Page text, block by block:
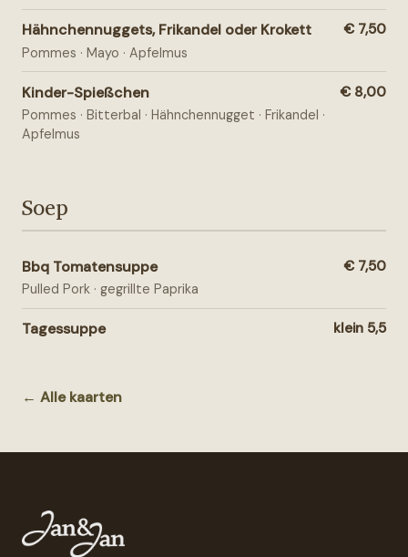
Hähnchennuggets, Frikandel oder Krokett
Pommes · Mayo · Apfelmus
€ 7,50
Kinder-Spießchen
Pommes · Bitterbal · Hähnchennugget · Frikandel ·
Apfelmus
€ 8,00
Soep
Bbq Tomatensuppe
Pulled Pork · gegrillte Paprika
€ 7,50
Tagessuppe klein 5,5
← Alle kaarten